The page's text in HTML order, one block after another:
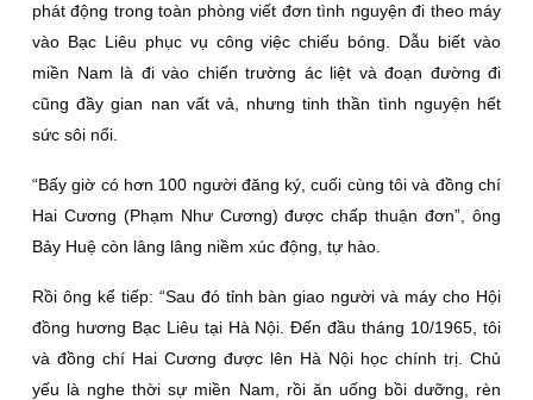
phát động trong toàn phòng viết đơn tình nguyện đi theo máy
vào Bạc Liêu phục vụ công việc chiếu bóng. Dẫu biết vào
miền Nam là đi vào chiến trường ác liệt và đoạn đường đi
cũng đầy gian nan vất vả, nhưng tinh thần tình nguyện hết
sức sôi nổi.
“Bấy giờ có hơn 100 người đăng ký, cuối cùng tôi và đồng chí
Hai Cương (Phạm Như Cương) được chấp thuận đơn”, ông
Bảy Huệ còn lâng lâng niềm xúc động, tự hào.
Rồi ông kể tiếp: “Sau đó tỉnh bàn giao người và máy cho Hội
đồng hương Bạc Liêu tại Hà Nội. Đến đầu tháng 10/1965, tôi
và đồng chí Hai Cương được lên Hà Nội học chính trị. Chủ
yếu là nghe thời sự miền Nam, rồi ăn uống bồi dưỡng, rèn